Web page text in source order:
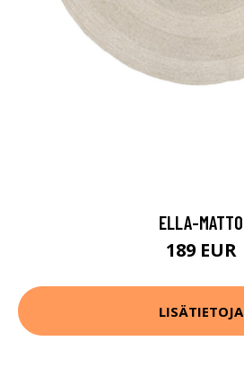
ELLA-MATTO
189 EUR
LISÄTIETOJA